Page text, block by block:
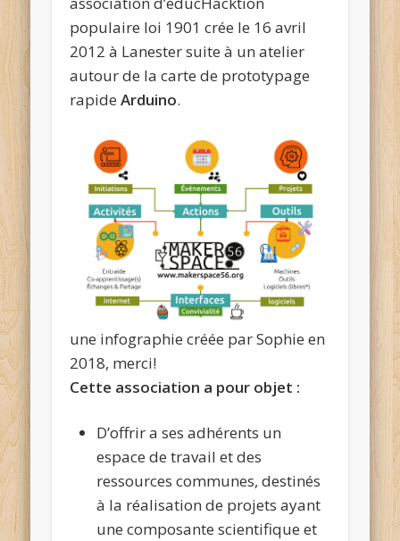
populaire loi 1901 crée le 16 avril
2012 à Lanester suite à un atelier
autour de la carte de prototypage
rapideArduino.
une infographie créée par Sophie en
2018, merci!
Cette association a pour objet :
D’offrir a ses adhérents un
espace de travail et des
ressources communes, destinés
à la réalisation de projets ayant
une composante scientifique et